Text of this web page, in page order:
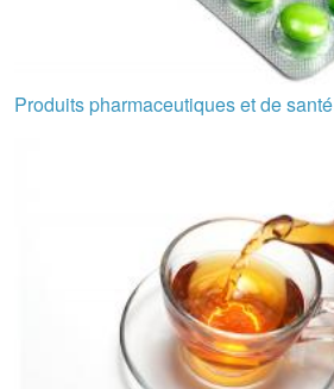
Produits pharmaceutiques et de santé